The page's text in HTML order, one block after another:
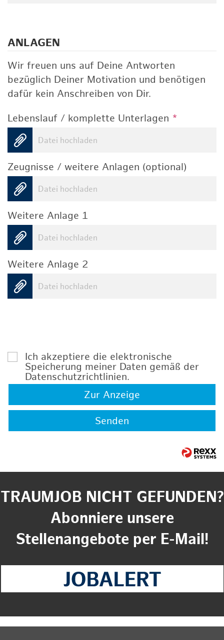
ANLAGEN
Wir freuen uns auf Deine Antworten
bezüglich Deiner Motivation und benötigen
dafür kein Anschreiben von Dir.
Lebenslauf / komplette Unterlagen *
Datei hochladen
Zeugnisse / weitere Anlagen (optional)
Datei hochladen
Weitere Anlage 1
Datei hochladen
Weitere Anlage 2
Datei hochladen
Ich akzeptiere die elektronische
Speicherung meiner Daten gemäß der
Datenschutzrichtlinien.
Zur Anzeige
Senden
TRAUMJOB NICHT GEFUNDEN?
Abonniere unsere
Stellenangebote per E-Mail!